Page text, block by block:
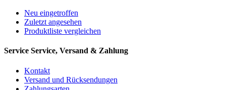
Neu eingetroffen
Zuletzt angesehen
Produktliste vergleichen
Service Service, Versand & Zahlung
Kontakt
Versand und Rücksendungen